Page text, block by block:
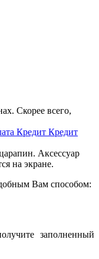
Скорее всего,
Кредит Кредит
Аксессуар
на экране.
Вам способом:
заполненный